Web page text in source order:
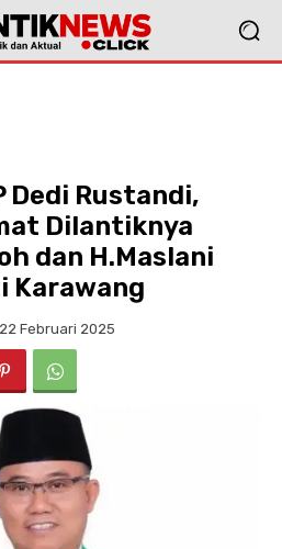
Dedi Rustandi,
Dilantiknya
dan H.Maslani
Karawang
22 Februari 2025